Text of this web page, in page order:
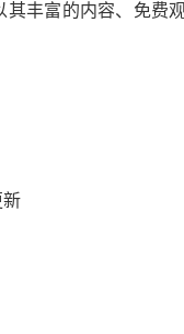
丰富的内容、免费
新